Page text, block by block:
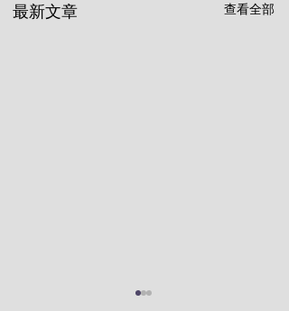
最新文章 查看全部